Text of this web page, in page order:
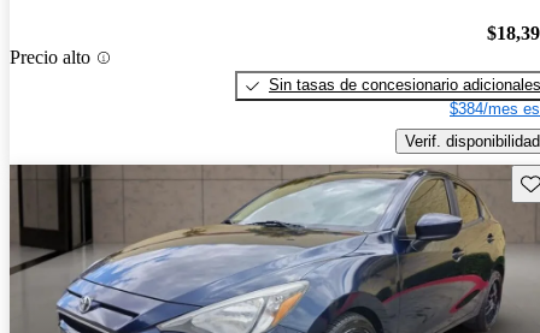
Precio alto
Sin tasas de concesionario adicionales
$384/mes
Verif. disponibilidad